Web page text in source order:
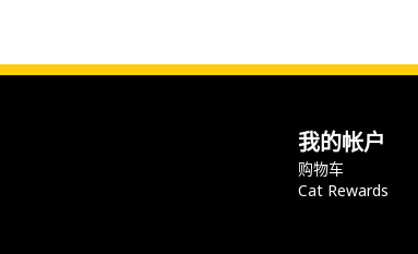
我的帐户
购物车
Cat Rewards